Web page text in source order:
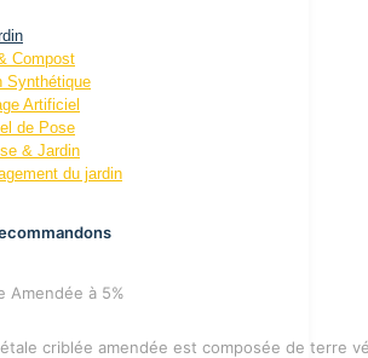
Compost
Synthétique
Artificiel
de Pose
& Jardin
du jardin
Amendée à 5%
criblée amendée est composée de terre